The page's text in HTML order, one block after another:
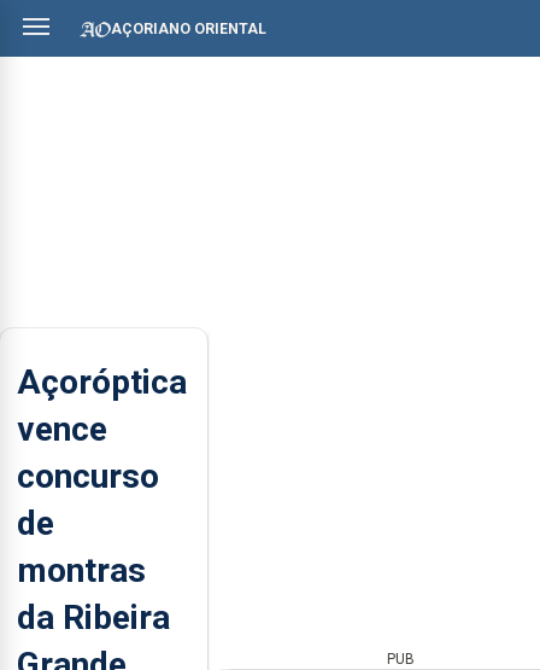
AÇORIANO ORIENTAL
Açoróptica
vence
concurso
de
montras
da Ribeira
PUB